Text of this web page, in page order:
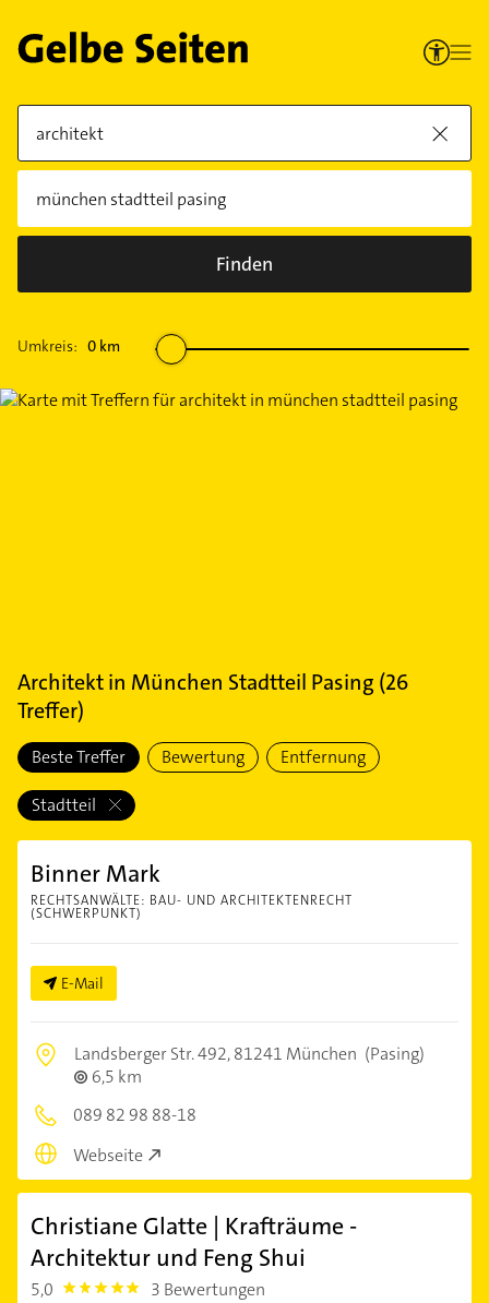
Finden
Umkreis: 0 km
Architektin München Stadtteil Pasing (26
Treffer)
Beste Treffer Bewertung Entfernung
Stadtteil
Binner Mark
RECHTSANWÄLTE: BAU- UND ARCHITEKTENRECHT
(SCHWERPUNKT)
E-Mail
Landsberger Str. 492,81241 München (Pasing)
6,5 km
089 82 98 88-18
Webseite
Christiane Glatte | Krafträume -
Architektur und Feng Shui
5,0 5.0 3 Bewertungen